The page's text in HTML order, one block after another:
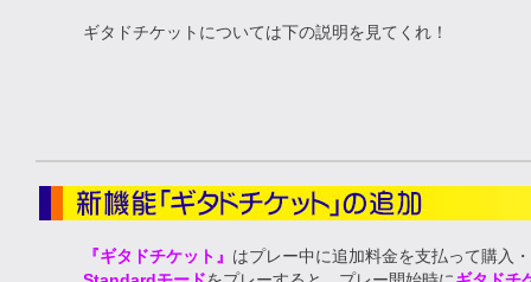
ギタドチケットについては下の説明を見てくれ！
『ギタドチケット』 はプレー中に追加料金を支払って購入